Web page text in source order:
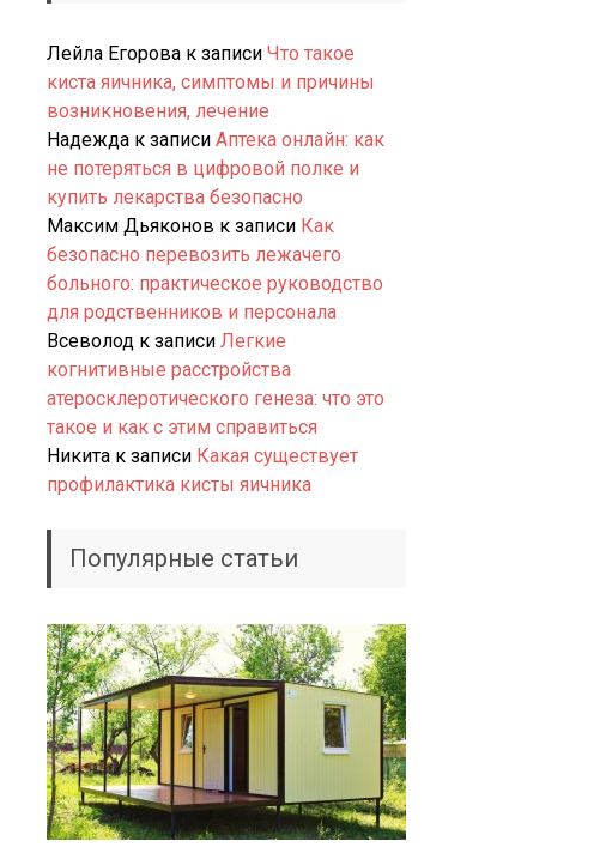
Лейла Егорова к записи Что такое
киста яичника, симптомы и причины
возникновения, лечение
Надежда к записи Аптека онлайн: как
не потеряться в цифровой полке и
купить лекарства безопасно
Максим Дьяконов к записи Как
безопасно перевозить лежачего
больного: практическое руководство
для родственников и персонала
Всеволод к записи Легкие
когнитивные расстройства
атеросклеротического генеза: что это
такое и как с этим справиться
Никита к записи Какая существует
профилактика кисты яичника
Популярные статьи